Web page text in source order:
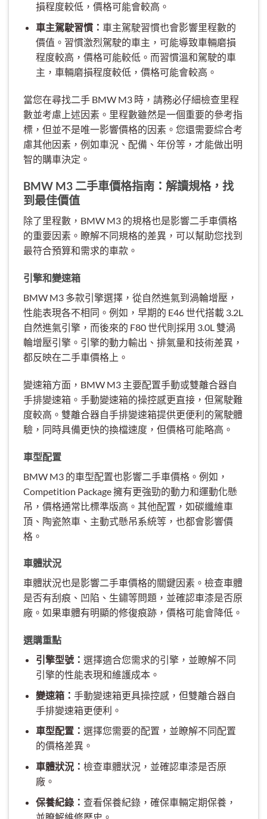
損程度較低，價格可能會較高。
車主駕駛習慣： 車主駕駛習慣也會影響里程數的
價值。習慣激烈駕駛的車主，可能導致車輛磨損
程度較高，價格可能較低。而習慣溫和駕駛的車
主，車輛磨損程度較低，價格可能會較高。
當您在尋找二手 BMW M3 時，請務必仔細檢查里程
數並考慮上述因素。里程數雖然是一個重要的參考指
標，但並不是唯一影響價格的因素。您還需要綜合考
慮其他因素，例如車況、配備、年份等，才能做出明
智的購車決定。
BMW M3 二手車價格指南：解讀規格，找
到最佳價值
除了里程數，BMW M3 的規格也是影響二手車價格
的重要因素。瞭解不同規格的差異，可以幫助您找到
最符合預算和需求的車款。
引擎和變速箱
BMW M3 多款引擎選擇，從自然進氣到渦輪增壓，
性能表現各不相同。例如，早期的 E46 世代搭載 3.2L
自然進氣引擎，而後來的 F80 世代則採用 3.0L 雙渦
輪增壓引擎。引擎的動力輸出、排氣量和技術差異，
都反映在二手車價格上。
變速箱方面，BMW M3 主要配置手動或雙離合器自
手排變速箱。手動變速箱的操控感更直接，但駕駛難
度較高。雙離合器自手排變速箱提供更便利的駕駛體
驗，同時具備更快的換檔速度，但價格可能略高。
車型配置
BMW M3 的車型配置也影響二手車價格。例如，
Competition Package 擁有更強勁的動力和運動化懸
吊，價格通常比標準版高。其他配置，如碳纖維車
頂、陶瓷煞車、主動式懸吊系統等，也都會影響價
格。
車體狀況
車體狀況也是影響二手車價格的關鍵因素。檢查車體
是否有刮痕、凹陷、生鏽等問題，並確認車漆是否原
廠。如果車體有明顯的修復痕跡，價格可能會降低。
選購重點
引擎型號： 選擇適合您需求的引擎，並瞭解不同
引擎的性能表現和維護成本。
變速箱： 手動變速箱更具操控感，但雙離合器自
手排變速箱更便利。
車型配置： 選擇您需要的配置，並瞭解不同配置
的價格差異。
車體狀況： 檢查車體狀況，並確認車漆是否原
廠。
保養紀錄： 查看保養紀錄，確保車輛定期保養，
並瞭解維修歷史。